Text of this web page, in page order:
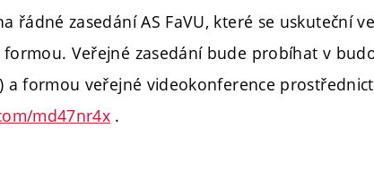
řádné zasedání AS FaVU, které se uskuteční
Veřejné zasedání bude probíhat v
a formou veřejné videokonference
md47nr4x .